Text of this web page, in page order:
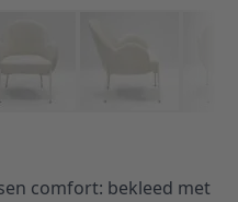
comfort: bekleed met